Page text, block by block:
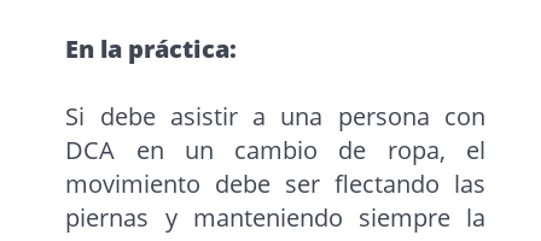
En la práctica:
Si debe asistir a una persona con
DCA en un cambio de ropa, el
movimiento debe ser flectando las
piernas y manteniendo siempre la